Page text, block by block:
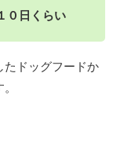
０日くらい
たドッグフードか